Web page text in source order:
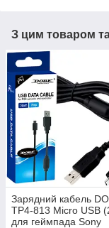
З цим товаром
Зарядний кабель
TP4-813 Micro USB
для геймпада Sony